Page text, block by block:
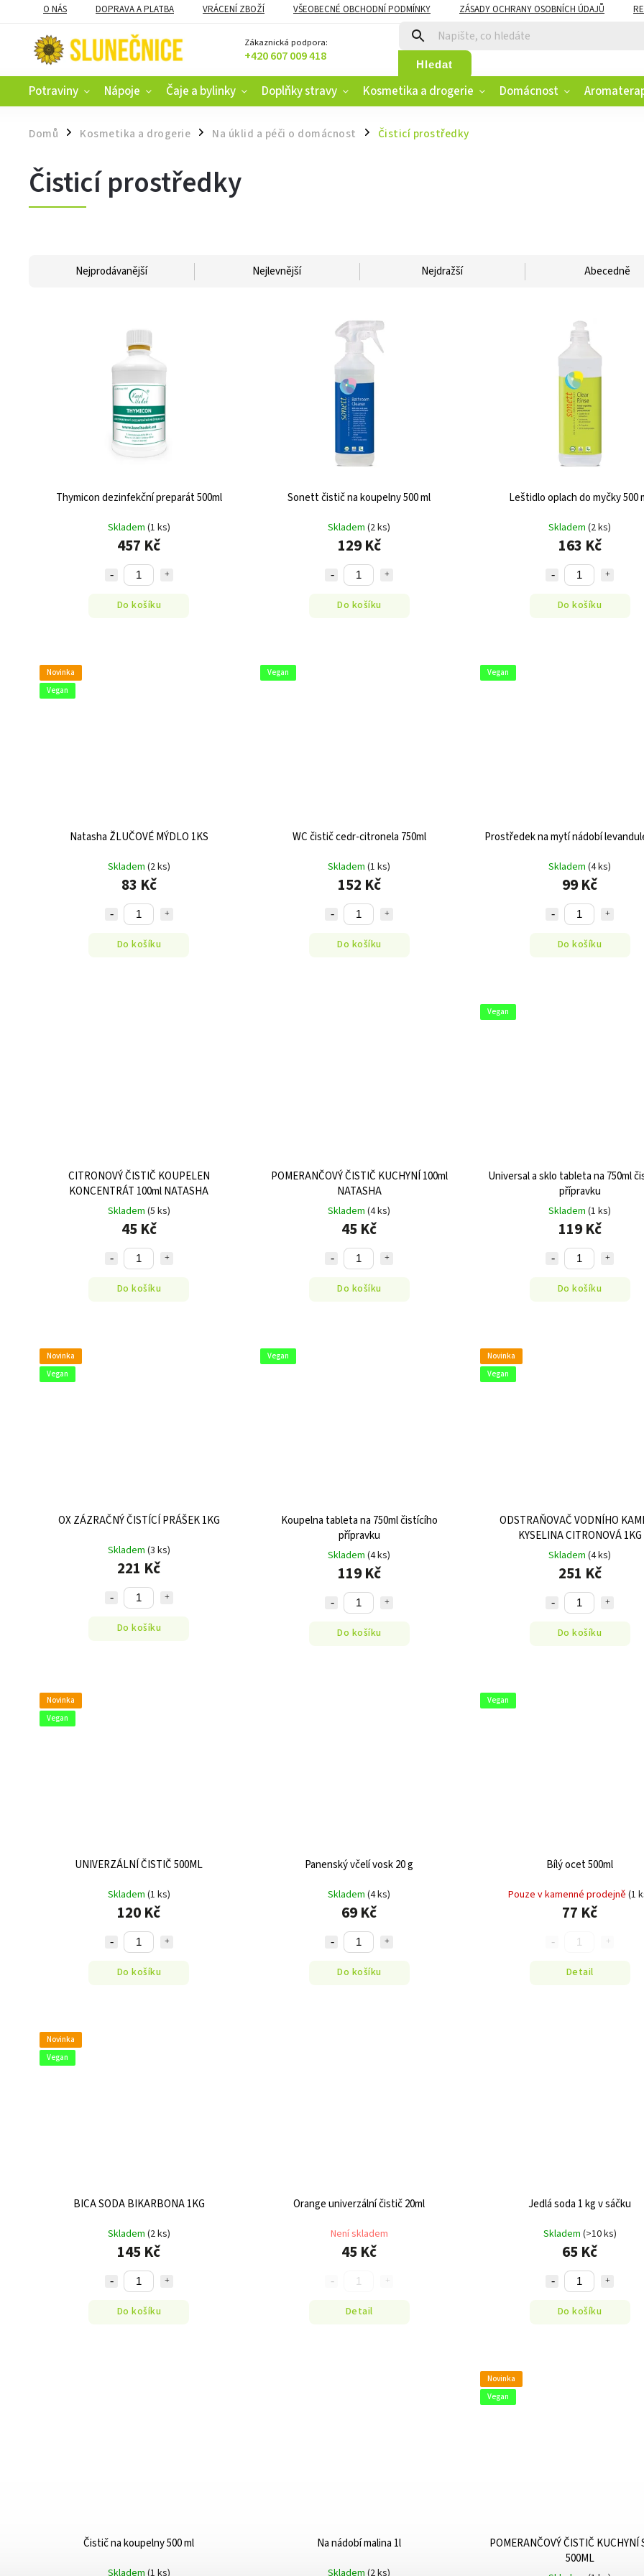
O NÁS DOPRAVA A PLATBA VRÁCENÍ ZBOŽÍ VŠEOBECNÉ OBCHODNÍ PODMÍNKY ZÁSADY OCHRANY OSOBNÍCH ÚDAJŮ
VĚRNOSTNÍ PROGRAM
Zákaznická podpora:
+420 607 009 418 Hledat
Potraviny Nápoje Čaje a bylinky Doplňky stravy Kosmetika a drogerie Domácnost
Domů / Kosmetika a drogerie / Na úklid a péči o domácnost / Čisticí prostředky
Čisticí prostředky
Nejprodávanější Nejlevnější Nejdražší Abecedně
Thymicon dezinfekční preparát 500ml
Skladem (1 ks)
457 Kč
Do košíku
Sonett čistič na koupelny 500 ml
Skladem(2 ks)
129 Kč
Do košíku
Leštidlo oplach do myčky 500
Skladem(2 ks)
163 Kč
Do košíku
Novinka
Vegan
Natasha ŽLUČOVÉ MÝDLO 1KS
Skladem (2 ks)
83 Kč
Do košíku
Vegan
WC čistič cedr-citronela 750ml
Skladem(1 ks)
152 Kč
Do košíku
Vegan
Prostředek na mytí nádobí
Skladem(4 ks)
99 Kč
Do košíku
CITRONOVÝ ČISTIČ KOUPELEN
KONCENTRÁT 100ml NATASHA
Skladem (5 ks)
45 Kč
Do košíku
POMERANČOVÝ ČISTIČ KUCHYNÍ 100ml
NATASHA
Skladem(4 ks)
45 Kč
Do košíku
Vegan
Universal a sklo tableta na 750ml
přípravku
Skladem(1 ks)
119 Kč
Do košíku
Novinka
Vegan
OX ZÁZRAČNÝ ČISTÍCÍ PRÁŠEK 1KG
Skladem (3 ks)
221 Kč
Do košíku
Vegan
Koupelna tableta na 750ml čistícího
přípravku
Skladem(4 ks)
119 Kč
Do košíku
Novinka
Vegan
ODSTRAŇOVAČ VODNÍHO
KYSELINA CITRONOVÁ 1KG
Skladem(4 ks)
251 Kč
Do košíku
Novinka
Vegan
UNIVERZÁLNÍ ČISTIČ 500ML
Skladem (1 ks)
120 Kč
Do košíku
Panenský včelí vosk 20 g
Skladem(4 ks)
69 Kč
Do košíku
Vegan
Bílý ocet 500ml
Pouze v kamenné prodejně(1
77 Kč
Detail
Novinka
Vegan
BICA SODA BIKARBONA 1KG
Skladem (2 ks)
145 Kč
Do košíku
Orange univerzální čistič 20ml
Není skladem
45 Kč
Detail
Jedlá soda 1 kg v sáčku
Skladem (>10 ks)
65 Kč
Do košíku
Čistič na koupelny 500 ml
Skladem (1 ks)
Na nádobí malina 1l
Skladem(2 ks)
Novinka
Vegan
POMERANČOVÝ ČISTIČ KUCHYNÍ
500ML